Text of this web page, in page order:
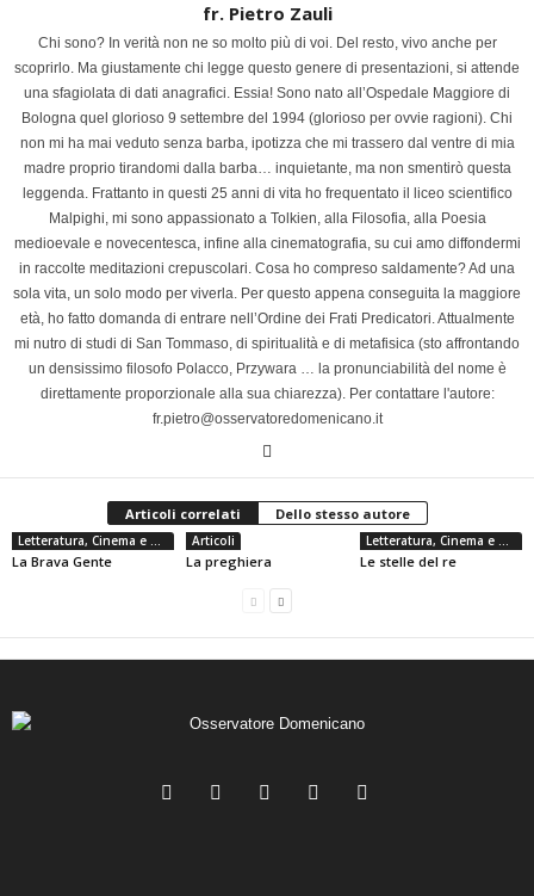
fr. Pietro Zauli
Chi sono? In verità non ne so molto più di voi. Del resto, vivo anche per
scoprirlo. Ma giustamente chi legge questo genere di presentazioni, si attende
una sfagiolata di dati anagrafici. Essia! Sono nato all’Ospedale Maggiore di
Bologna quel glorioso 9 settembre del 1994 (glorioso per ovvie ragioni). Chi
non mi ha mai veduto senza barba, ipotizza che mi trassero dal ventre di mia
madre proprio tirandomi dalla barba… inquietante, ma non smentirò questa
leggenda. Frattanto in questi 25 anni di vita ho frequentato il liceo scientifico
Malpighi, mi sono appassionato a Tolkien, alla Filosofia, alla Poesia
medioevale e novecentesca, infine alla cinematografia, su cui amo diffondermi
in raccolte meditazioni crepuscolari. Cosa ho compreso saldamente? Ad una
sola vita, un solo modo per viverla. Per questo appena conseguita la maggiore
età, ho fatto domanda di entrare nell’Ordine dei Frati Predicatori. Attualmente
mi nutro di studi di San Tommaso, di spiritualità e di metafisica (sto affrontando
un densissimo filosofo Polacco, Przywara … la pronunciabilità del nome è
direttamente proporzionale alla sua chiarezza). Per contattare l'autore:
fr.pietro@osservatoredomenicano.it
Articoli correlati Dello stesso autore
Letteratura, Cinema e Musica
La Brava Gente
Articoli
La preghiera
Letteratura, Cinema e Musica
Le stelle del re